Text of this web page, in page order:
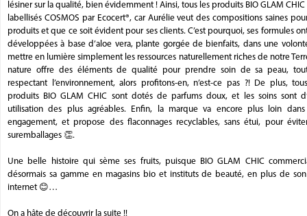
lésiner sur la qualité, bien évidemment ! Ainsi, tous les produits BIO GLAM CHIC
labellisés COSMOS par Ecocert®, car Aurélie veut des compositions saines
produits et que ce soit évident pour ses clients. C’est pourquoi, ses formules
développées à base d’aloe vera, plante gorgée de bienfaits, dans une
mettre en lumière simplement les ressources naturellement riches de notre
nature offre des éléments de qualité pour prendre soin de sa peau,
respectant l’environnement, alors profitons-en, n’est-ce pas ?! De plus,
produits BIO GLAM CHIC sont dotés de parfums doux, et les soins sont
utilisation des plus agréables. Enfin, la marque va encore plus loin dans
engagement, et propose des flaconnages recyclables, sans étui, pour
suremballages 👏.
Une belle histoire qui sème ses fruits, puisque BIO GLAM CHIC
désormais sa gamme en magasins bio et instituts de beauté, en plus de
internet 😊…
On a hâte de découvrir la suite !!